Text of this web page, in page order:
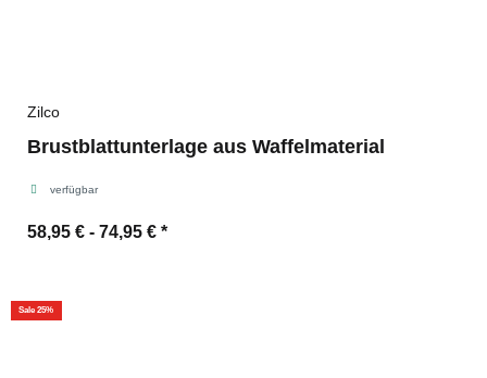
Zilco
Brustblattunterlage aus Waffelmaterial
verfügbar
58,95 € - 74,95 € *
Sale 25%